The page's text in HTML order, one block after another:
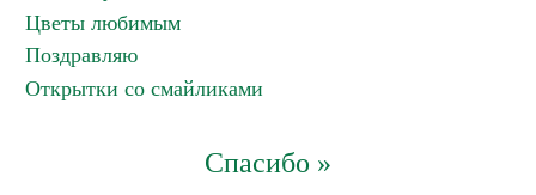
Цветы любимым
Поздравляю
Открытки со смайликами
Спасибо »